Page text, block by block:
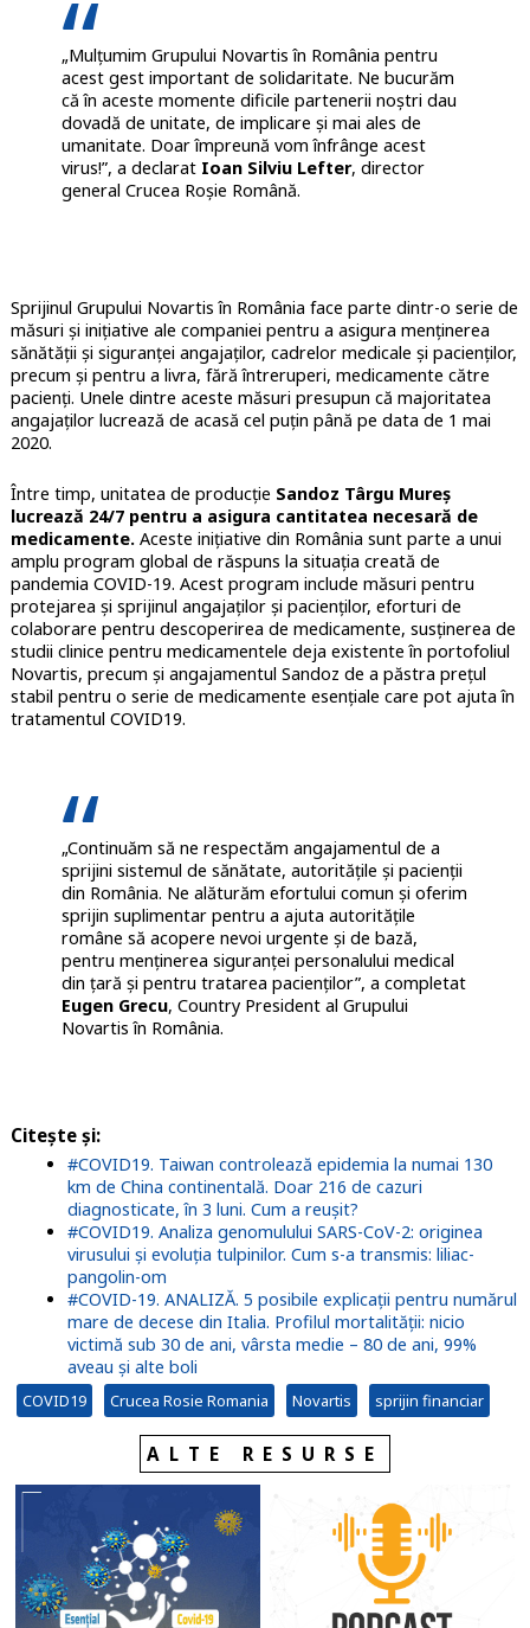
„Mulțumim Grupului Novartis în România pentru
acest gest important de solidaritate. Ne bucurăm
că în aceste momente dificile partenerii noștri dau
dovadă de unitate, de implicare și mai ales de
umanitate. Doar împreună vom înfrânge acest
virus!”, a declarat Ioan Silviu Lefter, director
general Crucea Roșie Română.
Sprijinul Grupului Novartis în România face parte dintr-o serie de
măsuri și inițiative ale companiei pentru a asigura menținerea
sănătății și siguranței angajaților, cadrelor medicale și pacienților,
precum și pentru a livra, fără întreruperi, medicamente către
pacienți. Unele dintre aceste măsuri presupun că majoritatea
angajaților lucrează de acasă cel puțin până pe data de 1 mai
2020.
Între timp, unitatea de producție Sandoz Târgu Mureș
lucrează 24/7 pentru a asigura cantitatea necesară de
medicamente.Aceste inițiative din România sunt parte a unui
amplu program global de răspuns la situația creată de
pandemia COVID-19. Acest program include măsuri pentru
protejarea și sprijinul angajaților și pacienților, eforturi de
colaborare pentru descoperirea de medicamente, susținerea de
studii clinice pentru medicamentele deja existente în portofoliul
Novartis, precum și angajamentul Sandoz de a păstra prețul
stabil pentru o serie de medicamente esențiale care pot ajuta în
tratamentul COVID19.
„Continuăm să ne respectăm angajamentul de a
sprijini sistemul de sănătate, autoritățile și pacienții
din România. Ne alăturăm efortului comun și oferim
sprijin suplimentar pentru a ajuta autoritățile
române să acopere nevoi urgente și de bază,
pentru menținerea siguranței personalului medical
din țară și pentru tratarea pacienților”, a completat
Eugen Grecu, Country President al Grupului
Novartis în România.
Citește și:
#COVID19. Taiwan controlează epidemia la numai 130
km de China continentală. Doar 216 de cazuri
diagnosticate, în 3 luni. Cum a reușit?
#COVID19. Analiza genomulului SARS-CoV-2: originea
virusului și evoluția tulpinilor. Cum s-a transmis: liliac-
pangolin-om
#COVID-19. ANALIZĂ. 5 posibile explicații pentru numărul
mare de decese din Italia. Profilul mortalității: nicio
victimă sub 30 de ani, vârsta medie – 80 de ani, 99%
aveau și alte boli
COVID19 Crucea Rosie Romania Novartis sprijin financiar
ALTE RESURSE